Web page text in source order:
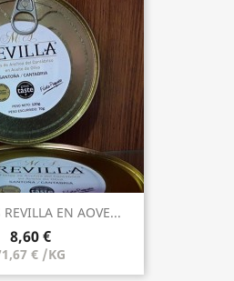
EN AOVE...
8,60 €
€ /KG